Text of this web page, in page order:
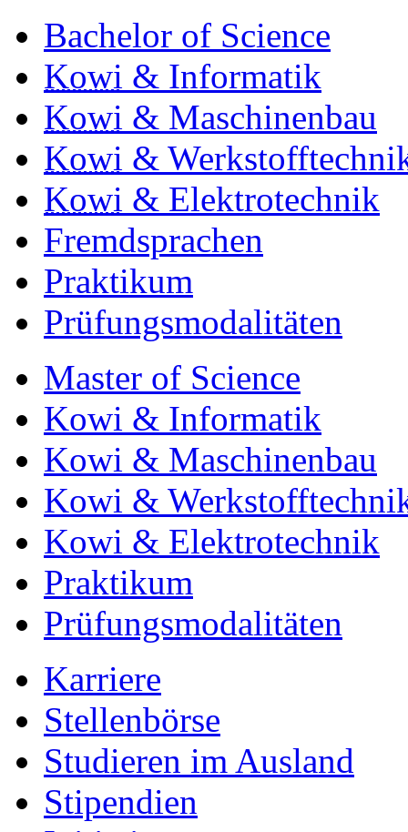
Bachelor of Science
Kowi & Informatik
Kowi & Maschinenbau
Kowi &
Kowi & Elektrotechnik
Fremdsprachen
Praktikum
Prüfungsmodalitäten
Master of Science
Kowi & Informatik
Kowi & Maschinenbau
Kowi &
Kowi & Elektrotechnik
Praktikum
Prüfungsmodalitäten
Karriere
Stellenbörse
Studieren im Ausland
Stipendien